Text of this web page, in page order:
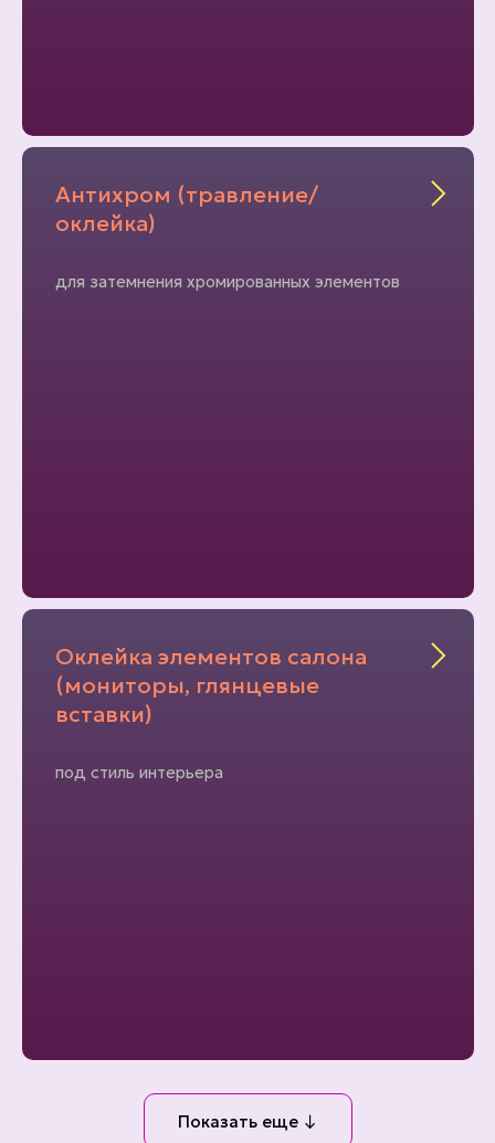
Антихром (травление/
оклейка)
для затемнения хромированных элементов
Оклейка элементов салона
(мониторы, глянцевые
вставки)
под стиль интерьера
Показать еще ↓